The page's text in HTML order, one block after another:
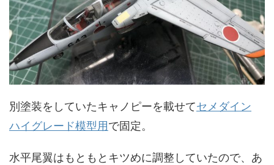
別塗装をしていたキャノピーを載せてセメダイン
ハイグレード模型用で固定。
水平尾翼はもともとキツめに調整していたので、あ